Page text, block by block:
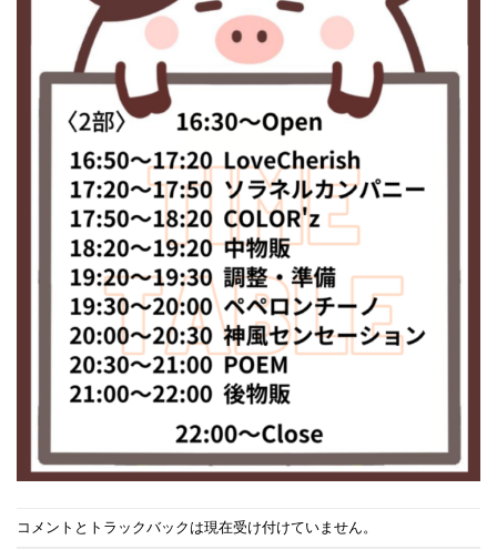
コメントとトラックバックは現在受け付けていません。